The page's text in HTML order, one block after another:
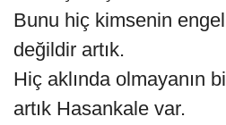
Bunu hiç kimsenin
değildir artık.
Hiç aklında olmayanın
artık Hasankale var.